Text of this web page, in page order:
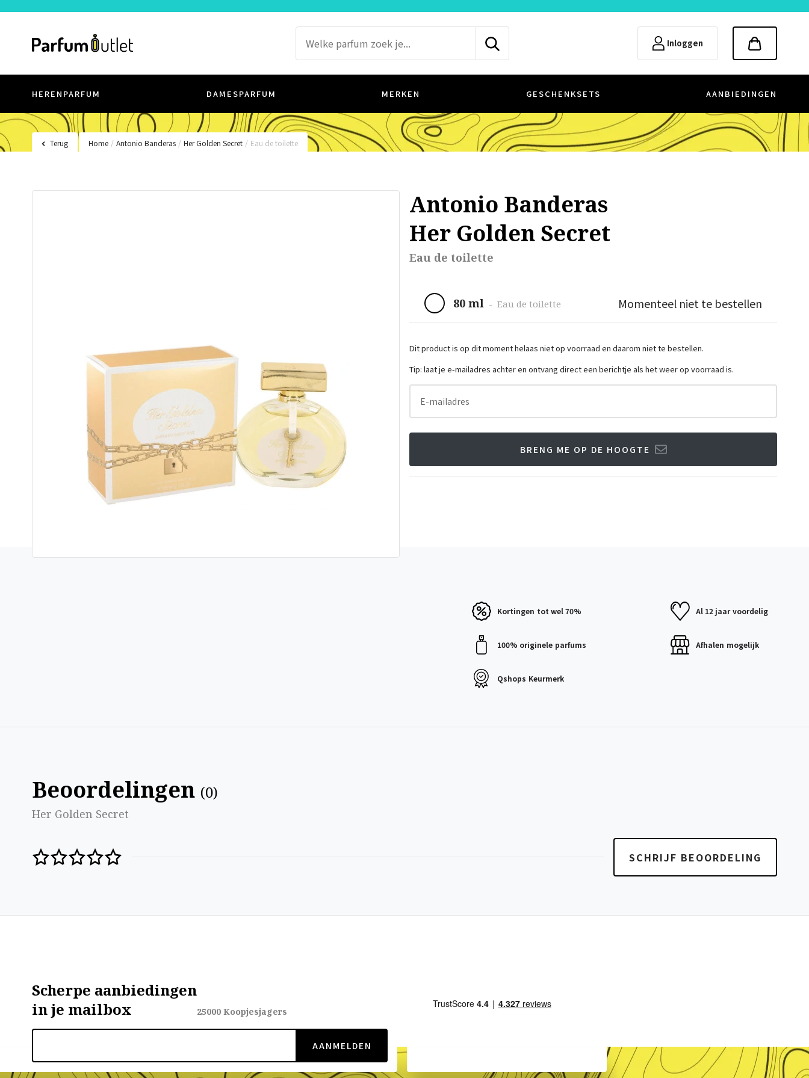
Inloggen
HERENPARFUM DAMESPARFUM MERKEN GESCHENKSETS AANBIEDINGEN
Terug Home / Antonio Banderas / Her Golden Secret / Eau de toilette
Antonio Banderas
Her Golden Secret
Eau de toilette
80 ml - Eau de toilette Momenteel niet te bestellen
Dit product is op dit moment helaas niet op voorraad en daarom niet te bestellen.
Tip: laat je e-mailadres achter en ontvang direct een berichtje als het weer op voorraad is.
E-mailadres
BRENG ME OP DE HOOGTE
Kortingen tot wel 70% Al 12 jaar voordelig
100% originele parfums Afhalen mogelijk
Qshops Keurmerk
Beoordelingen (0)
Her Golden Secret
SCHRIJF BEOORDELING
Scherpe aanbiedingen
in je mailbox
25000 Koopjesjagers
AANMELDEN